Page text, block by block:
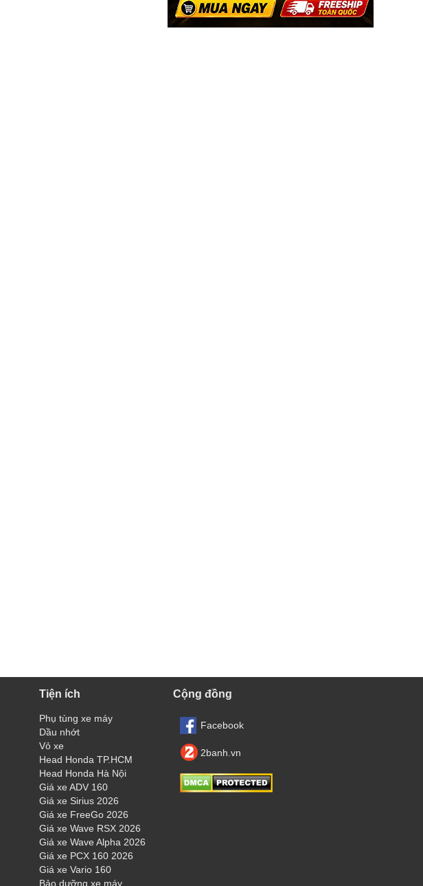
Tiện ích
Phụ tùng xe máy
Dầu nhớt
Vỏ xe
Head Honda TP.HCM
Head Honda Hà Nội
Giá xe ADV 160
Giá xe Sirius 2026
Giá xe FreeGo 2026
Giá xe Wave RSX 2026
Giá xe Wave Alpha 2026
Giá xe PCX 160 2026
Giá xe Vario 160
Bảo dưỡng xe máy
Cộng đồng
Facebook
2banh.vn